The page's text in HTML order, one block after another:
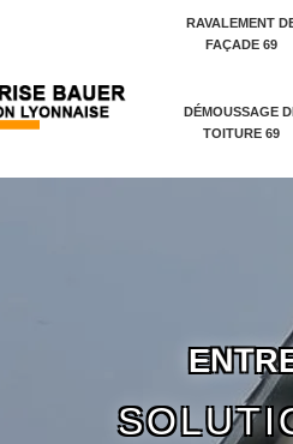
RAVALEMENT
FAÇADE 69
DÉMOUSSAGE
TOITURE 69
ENTR